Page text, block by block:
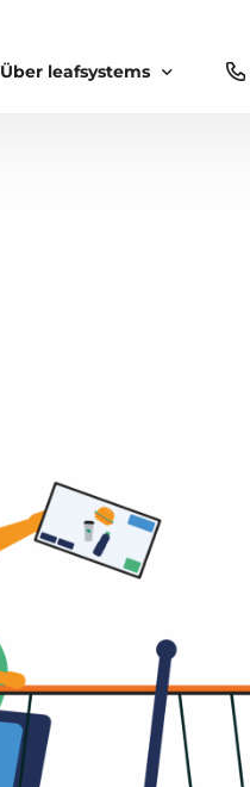
Über leafsystems